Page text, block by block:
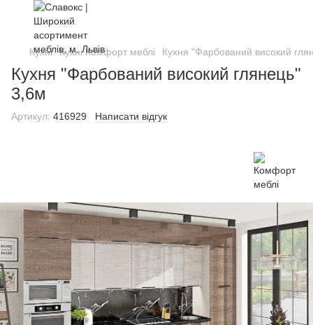
Кухні Кухні Комфорт меблі Кухня "Фарбований високий
Кухня "Фарбований високий глянець"
3,6м
Артикул: 416929 Написати відгук